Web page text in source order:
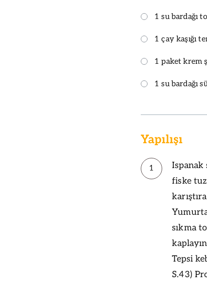
1 su bardağı
1 çay kaşığı
1 paket krem
1 su bardağı
Yapılışı
1
Ispanak
fiske
sıkma
Tepsi
S.43)